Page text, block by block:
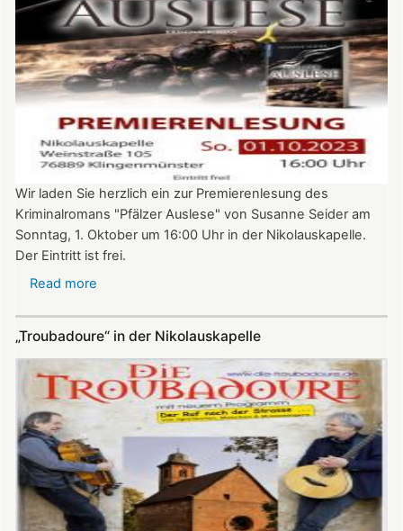
der
Nikolauskapelle
Wir laden Sie herzlich ein zur Premierenlesung des
Kriminalromans "Pfälzer Auslese" von Susanne Seider am
Sonntag, 1. Oktober um 16:00 Uhr in der Nikolauskapelle.
Der Eintritt ist frei.
Read more
Auslese"
Susanne
Seider
„Troubadoure“ in der Nikolauskapelle